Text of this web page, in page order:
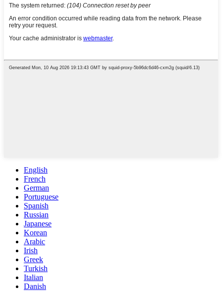
English
French
German
Portuguese
Spanish
Russian
Japanese
Korean
Arabic
Irish
Greek
Turkish
Italian
Danish